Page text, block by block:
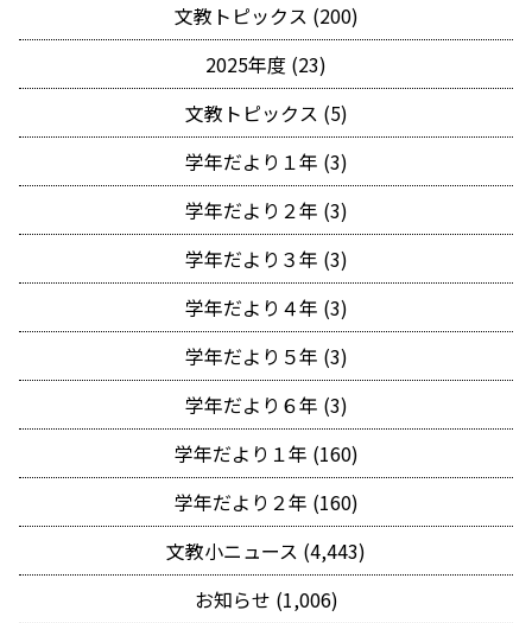
文教トピックス (200)
2025年度 (23)
文教トピックス (5)
学年だより１年 (3)
学年だより２年 (3)
学年だより３年 (3)
学年だより４年 (3)
学年だより５年 (3)
学年だより６年 (3)
学年だより１年 (160)
学年だより２年 (160)
文教小ニュース (4,443)
お知らせ (1,006)